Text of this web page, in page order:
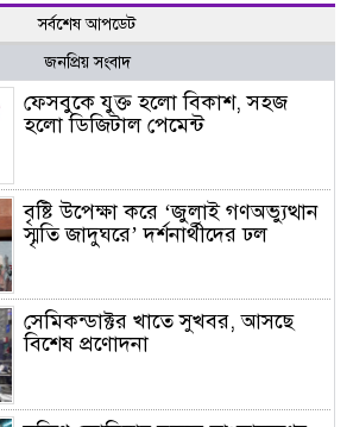
সর্বশেষ আপডেট
জনপ্রিয় সংবাদ
ফেসবুকে যুক্ত হলো বিকাশ, সহজ
হলো ডিজিটাল পেমেন্ট
বৃষ্টি উপেক্ষা করে ‘জুলাই গণঅভ্যুত্থান
স্মৃতি জাদুঘরে’ দর্শনার্থীদের ঢল
সেমিকন্ডাক্টর খাতে সুখবর, আসছে
বিশেষ প্রণোদনা